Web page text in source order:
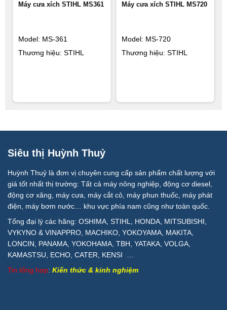
Máy cưa xích STIHL MS361
Model: MS-361
Thương hiệu: STIHL
Máy cưa xích STIHL MS720
Model: MS-720
Thương hiệu: STIHL
Siêu thị Huỳnh Thuỷ
Huỳnh Thuỷ là đơn vị chuyên cung cấp sản phẩm chất lượng với
giá tốt nhất thị trường: Tất cả máy nông nghiệp, động cơ diesel,
động cơ xăng, máy cưa, máy cắt cỏ, máy phun thuốc, máy phát
điện, máy bơm nước… khu vực phía nam cũng như toàn quốc.
Tổng đại lý các hãng: OSHIMA, STIHL, HONDA, MITSUBISHI,
VYKYNO & VINAPPRO, MACHIKO, YOKOYAMA, MAKITA,
LONCIN, PANAMA, YOKOHAMA, TBH, YATAKA, VOLGA,
KAMASTSU, ECHO, CATER, KENSI …
Tin tổng hợp: Kiến thức & kinh nghiệm